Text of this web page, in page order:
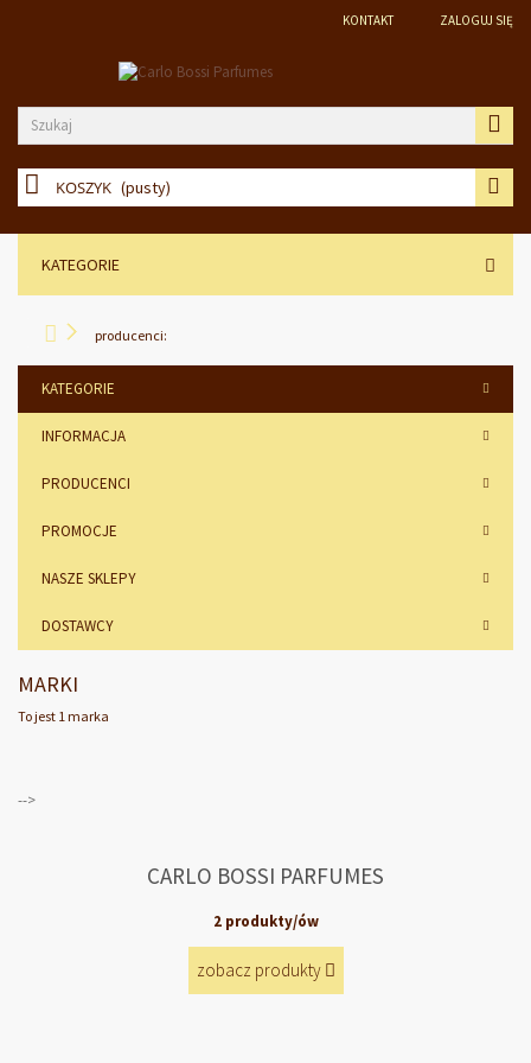
ZALOGUJ SIĘ
KONTAKT
KOSZYK (pusty)
KATEGORIE
producenci:
KATEGORIE
INFORMACJA
PRODUCENCI
PROMOCJE
NASZE SKLEPY
DOSTAWCY
MARKI
To jest 1 marka
-->
CARLO BOSSI PARFUMES
2 produkty/ów
zobacz produkty